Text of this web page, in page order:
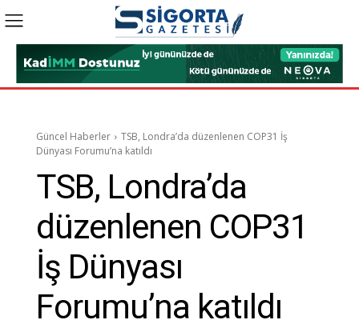
Güncel Haberler
TSB, Londra’da düzenlenen COP31 İş
Dünyası Forumu’na katıldı
TSB, Londra’da
düzenlenen COP31
İş Dünyası
Forumu’na katıldı